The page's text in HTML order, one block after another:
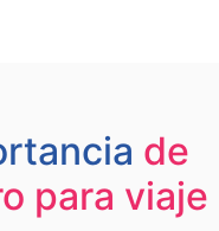
de
para viaje